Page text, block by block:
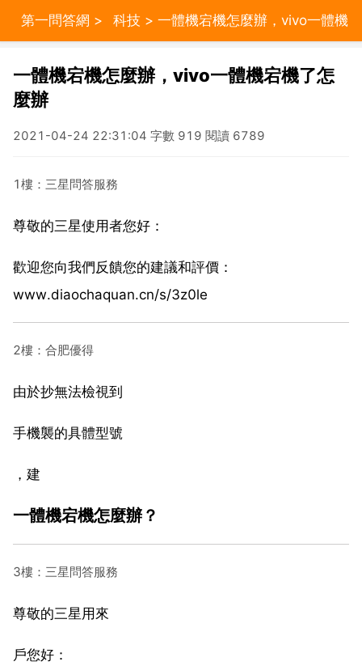
第一問答網 > 科技 > 一體機宕機怎麼辦，vivo一體機
宕機了怎麼辦
一體機宕機怎麼辦，vivo一體機宕機了怎
麼辦
2021-04-24 22:31:04 字數 919 閱讀 6789
1樓：三星問答服務
尊敬的三星使用者您好：
歡迎您向我們反饋您的建議和評價：
www.diaochaquan.cn/s/3z0le
2樓：合肥優得
由於抄無法檢視到
手機襲的具體型號
，建
一體機宕機怎麼辦？
3樓：三星問答服務
尊敬的三星用來
戶您好：